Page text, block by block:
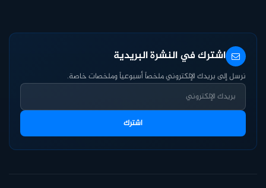
اشترك في النشرة البريدية
نرسل إلى بريدك الإلكتروني ملخصاً أسبوعياً وملخصات خاصة.
اشترك